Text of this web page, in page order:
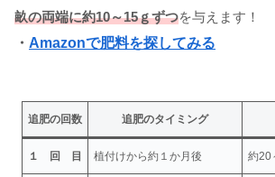
畝の両端に約10～15ｇずつを与えます！
・ Amazonで肥料を探してみる
追肥の回数 追肥のタイミング
１ 回 目 植付けから約１か月後 約20